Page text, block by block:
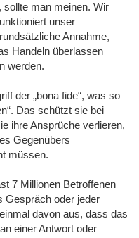
man meinen. Wir
unser
Annahme,
Handeln überlassen
werden.
der „bona fide“, was so
Das schützt sie bei
ihre Ansprüche verlieren,
Gegenübers
müssen.
7 Millionen Betroffenen
Gespräch oder jeder
davon aus, dass das
einer Antwort oder